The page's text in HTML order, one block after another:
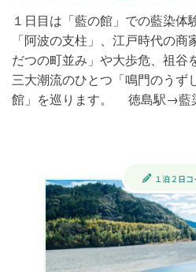
１日目は「藍の館」での藍染体
「阿波の支柱」、江戸時代の
だつの町並み」や大歩危、祖谷
三大潮流のひとつ「鳴門のうず
館」を巡ります。 徳島駅→藍
１泊２日コ